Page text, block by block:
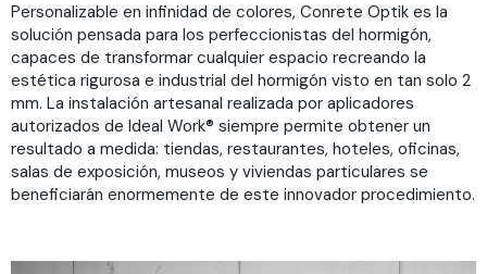
Personalizable en infinidad de colores, Conrete Optik es la
solución pensada para los perfeccionistas del hormigón,
capaces de transformar cualquier espacio recreando la
estética rigurosa e industrial del hormigón visto en tan solo 2
mm. La instalación artesanal realizada por aplicadores
autorizados de Ideal Work® siempre permite obtener un
resultado a medida: tiendas, restaurantes, hoteles, oficinas,
salas de exposición, museos y viviendas particulares se
beneficiarán enormemente de este innovador procedimiento.